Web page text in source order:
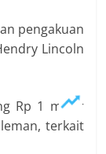
pengakuan
Lincoln
Rp 1 miliar
terkait